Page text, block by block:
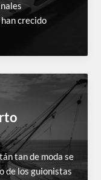
crecido
tan de moda se
de los guionistas